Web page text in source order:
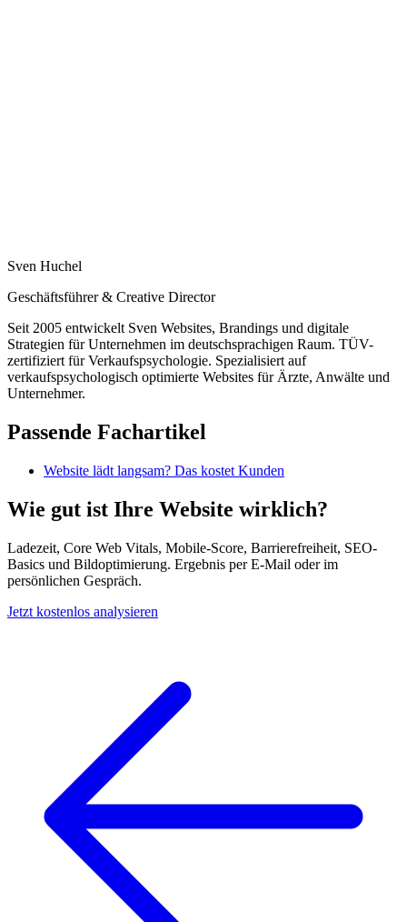
Sven Huchel
Geschäftsführer & Creative Director
Seit 2005 entwickelt Sven Websites, Brandings und digitale
Strategien für Unternehmen im deutschsprachigen Raum. TÜV-
zertifiziert für Verkaufspsychologie. Spezialisiert auf
verkaufspsychologisch optimierte Websites für Ärzte, Anwälte und
Unternehmer.
Passende Fachartikel
Website lädt langsam? Das kostet Kunden
Wie gut ist Ihre Website wirklich?
Ladezeit, Core Web Vitals, Mobile-Score, Barrierefreiheit, SEO-
Basics und Bildoptimierung. Ergebnis per E-Mail oder im
persönlichen Gespräch.
Jetzt kostenlos analysieren